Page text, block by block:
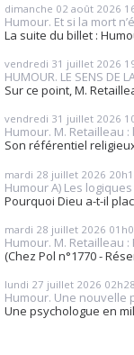
dimanche 02 août 2026
Humour. Et si la mort
La suite du billet :
vendredi 31 juillet 2026
HUMOUR. LE SENS DE
Sur ce point, M.
vendredi 31 juillet 2026
Humour. M. Retailleau
Son référentiel
mardi 28 juillet 2026
Humour A) Les
Pourquoi Dieu a-t-il
mardi 28 juillet 2026
Humour. M. Retailleau
(Chez Pol n°1770 -
lundi 27 juillet 2026 02h28
Humour. Une nouvelle
Une psychologue en